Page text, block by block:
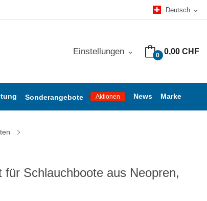
Deutsch expand_more
0 0,00 CHF
Einstellungen expand_more
Sonderangebote Aktionen News Marke
Schlauchboote aus Neopren,